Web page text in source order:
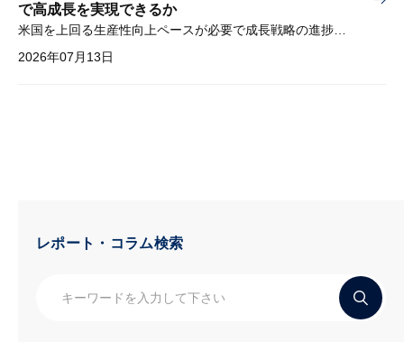
で高成長を実現できるか
米国を上回る生産性向上ペースが必要で成長戦略の進捗管理も課題
2026年07月13日
レポート・コラム検索